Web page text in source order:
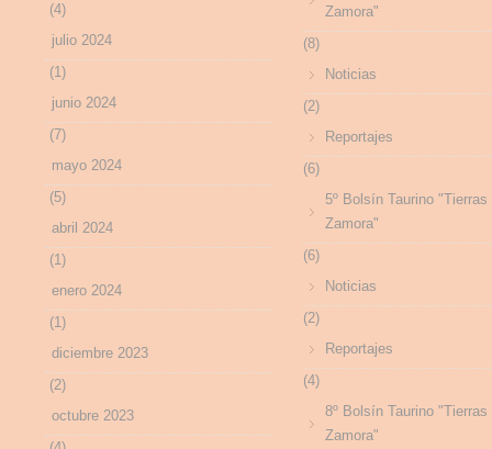
(4)
julio 2024
(1)
junio 2024
(7)
mayo 2024
(5)
abril 2024
(1)
enero 2024
(1)
diciembre 2023
(2)
octubre 2023
Zamora"
(8)
Noticias
(2)
Reportajes
(6)
5º Bolsín Taurino "Tierras
Zamora"
(6)
Noticias
(2)
Reportajes
(4)
8º Bolsín Taurino "Tierras
Zamora"